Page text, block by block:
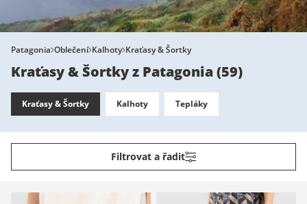
Patagonia Oblečení Kalhoty Kraťasy & Šortky
Kraťasy & Šortky z Patagonia(59)
Kraťasy & Šortky Kalhoty Tepláky
Filtrovat a řadit